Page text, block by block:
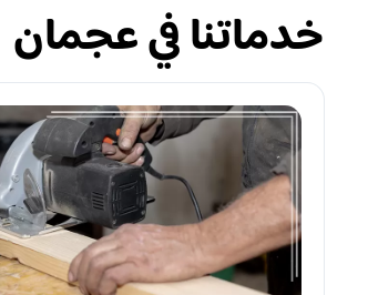
خدماتنا في عجمان